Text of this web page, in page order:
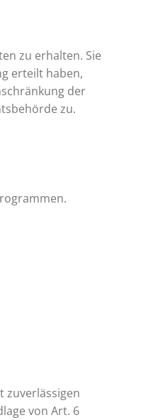
zu erhalten. Sie
erteilt haben,
der
zu.
zuverlässigen
von Art. 6